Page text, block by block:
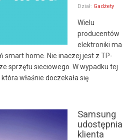
Dział: Gadżety
Wielu
producentów
elektroniki ma
smart home. Nie inaczej jest z TP-
sprzętu sieciowego. W wypadku tej
właśnie doczekała się
Samsung
udostępnia
klienta